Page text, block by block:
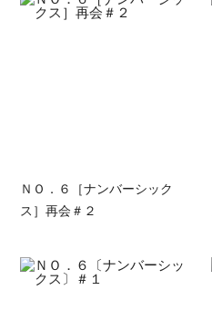
ＮＯ．６［ナンバーシック
ス］再会＃２